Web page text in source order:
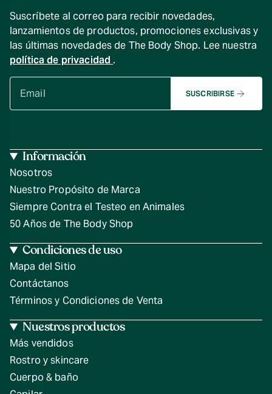
Suscríbete al correo para recibir novedades,
lanzamientos de productos, promociones exclusivas y
las últimas novedades de The Body Shop. Lee nuestra
política de privacidad .
SUSCRIBIRSE
Información
Nosotros
Nuestro Propósito de Marca
Siempre Contra el Testeo en Animales
50 Años de The Body Shop
Condiciones de uso
Mapa del Sitio
Contáctanos
Términos y Condiciones de Venta
Nuestros productos
Más vendidos
Rostro y skincare
Cuerpo & baño